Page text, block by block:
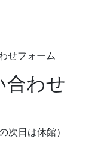
せフォーム
合わせ
次日は休館）